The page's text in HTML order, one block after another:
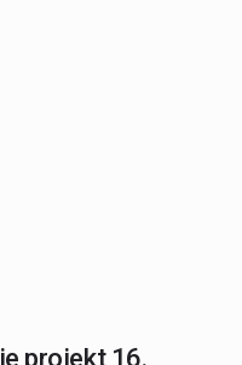
projekt 16.